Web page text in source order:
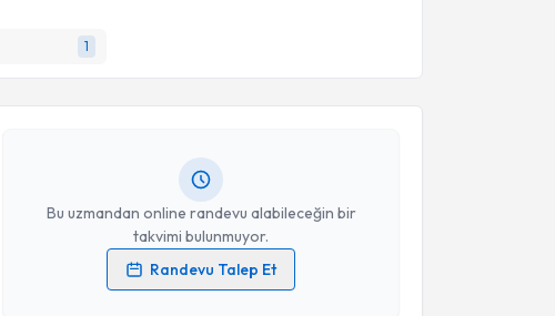
1
Bu uzmandan online randevu alabileceğin bir
takvimi bulunmuyor.
Randevu Talep Et
Kişisel verilerimin işlenmesine ilişkinAydınlatma Metni